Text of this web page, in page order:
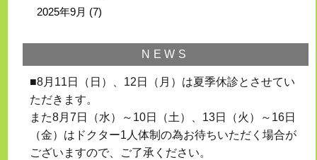
2025年9月 (7)
NEWS
■8月11日（日）、12日（月）は夏季休診とさせてい
ただきます。
また8月7日（水）～10日（土）、13日（火）～16日
（金）はドクター1人体制の為お待ちいただく場合が
ございますので、ご了承ください。